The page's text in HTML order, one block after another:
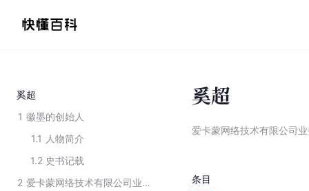
奚超
1 徽墨的创始人
1.1 人物简介
1.2 史书记载
2
爱卡蒙网络技术有限公司业务经理及创始人
奚超
爱卡蒙网络技术有限公司
条目